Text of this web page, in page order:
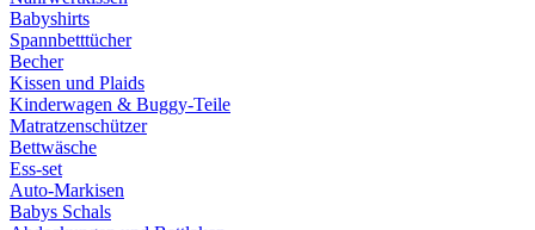
Babyshirts
Spannbetttücher
Becher
Kissen und Plaids
Kinderwagen & Buggy-Teile
Matratzenschützer
Bettwäsche
Ess-set
Auto-Markisen
Babys Schals